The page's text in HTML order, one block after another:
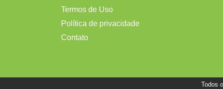
Termos de Uso
Política de privacidade
Contato
Todos